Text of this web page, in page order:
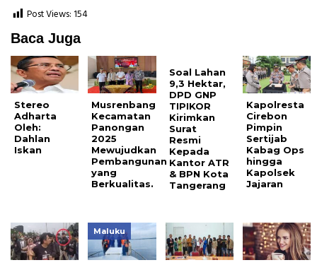
Post Views: 154
Baca Juga
Stereo
Adharta
Oleh:
Dahlan
Iskan
Musrenbang
Kecamatan
Panongan
2025
Mewujudkan
Pembangunan
yang
Berkualitas.
Soal Lahan
9,3 Hektar,
DPD GNP
TIPIKOR
Kirimkan
Surat
Resmi
Kepada
Kantor ATR
& BPN Kota
Tangerang
Kapolresta
Cirebon
Pimpin
Sertijab
Kabag Ops
hingga
Kapolsek
Jajaran
Maluku